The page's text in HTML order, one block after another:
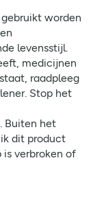
worden
levensstijl.
medicijnen
raadpleeg
Stop het
Buiten het
dit product
is verbroken of